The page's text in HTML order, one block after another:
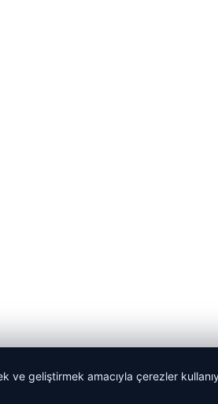
ve geliştirmek amacıyla çerezler